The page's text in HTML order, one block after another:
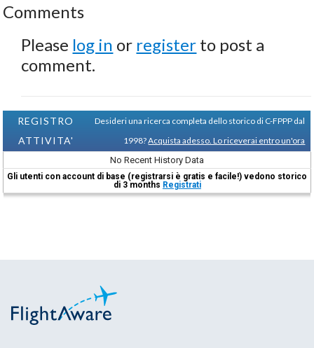
Comments
Please log in or register to post a
comment.
REGISTRO
ATTIVITA'
Desideri una ricerca completa dello storico di C-FPPP dal
1998?Acquista adesso. Lo riceverai entro un'ora
No Recent History Data
Gli utenti con account di base (registrarsi è gratis e facile!) vedono storico
di 3 months Registrati